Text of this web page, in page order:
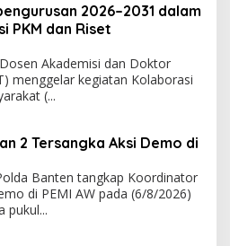
2026–2031 dalam
PKM dan Riset
Akademisi dan Doktor
menggelar kegiatan Kolaborasi
(...
2 Tersangka Aksi Demo di
Banten tangkap Koordinator
di PEMI AW pada (6/8/2026)
pukul...